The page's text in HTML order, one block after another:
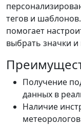
тегов и
помогает
выбрать значки и
Получение
данных в
Наличие